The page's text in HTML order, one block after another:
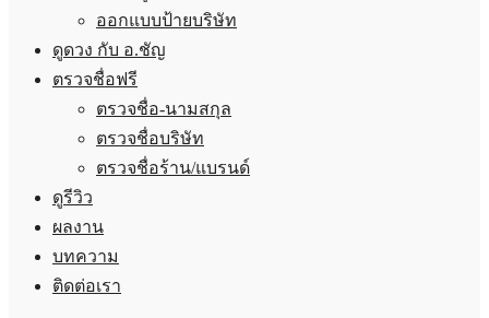
ออกแบบป้ายบริษัท
ดูดวง กับ อ.ชัญ
ตรวจชื่อฟรี
ตรวจชื่อ-นามสกุล
ตรวจชื่อบริษัท
ตรวจชื่อร้าน/แบรนด์
ดูรีวิว
ผลงาน
บทความ
ติดต่อเรา